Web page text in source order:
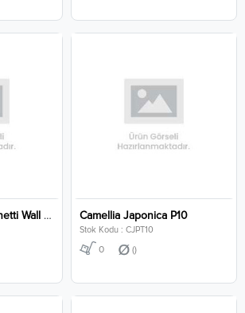
Cotoneaster Franchetti Wall Clt 33 Camellia Japonica P10
Stok Kodu : CJPT10
0 ()